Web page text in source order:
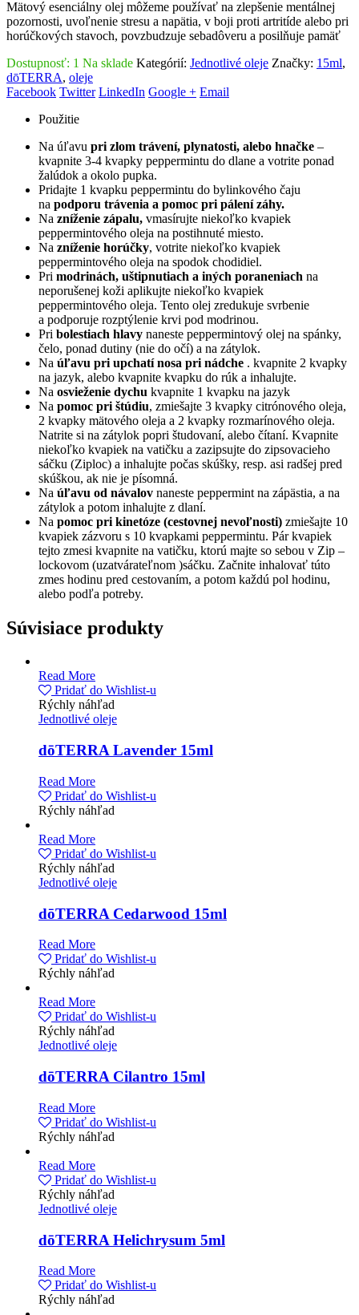
Mätový esenciálny olej môžeme používať na zlepšenie mentálnej
pozornosti, uvoľnenie stresu a napätia, v boji proti artritíde alebo pri
horúčkových stavoch, povzbudzuje sebadôveru a posilňuje pamäť
Dostupnosť: 1 Na sklade Kategórií: Jednotlivé oleje Značky: 15ml,
dōTERRA, oleje
Facebook Twitter LinkedIn Google + Email
Použitie
Na úľavu pri zlom trávení, plynatosti, alebo hnačke –
kvapnite 3-4 kvapky peppermintu do dlane a votrite ponad
žalúdok a okolo pupka.
Pridajte 1 kvapku peppermintu do bylinkového čaju
na podporu trávenia a pomoc pri pálení záhy.
Na zníženie zápalu, vmasírujte niekoľko kvapiek
peppermintového oleja na postihnuté miesto.
Na zníženie horúčky, votrite niekoľko kvapiek
peppermintového oleja na spodok chodidiel.
Pri modrinách, uštipnutiach a iných poraneniach na
neporušenej koži aplikujte niekoľko kvapiek
peppermintového oleja. Tento olej zredukuje svrbenie
a podporuje rozptýlenie krvi pod modrinou.
Pri bolestiach hlavy naneste peppermintový olej na spánky,
čelo, ponad dutiny (nie do očí) a na zátylok.
Na úľavu pri upchatí nosa pri nádche . kvapnite 2 kvapky
na jazyk, alebo kvapnite kvapku do rúk a inhalujte.
Na osvieženie dychu kvapnite 1 kvapku na jazyk
Na pomoc pri štúdiu, zmiešajte 3 kvapky citrónového oleja,
2 kvapky mätového oleja a 2 kvapky rozmarínového oleja.
Natrite si na zátylok popri študovaní, alebo čítaní. Kvapnite
niekoľko kvapiek na vatičku a zazipsujte do zipsovacieho
sáčku (Ziploc) a inhalujte počas skúšky, resp. asi radšej pred
skúškou, ak nie je písomná.
Na úľavu od návalov naneste peppermint na zápästia, a na
zátylok a potom inhalujte z dlaní.
Na pomoc pri kinetóze (cestovnej nevoľnosti) zmiešajte 10
kvapiek zázvoru s 10 kvapkami peppermintu. Pár kvapiek
tejto zmesi kvapnite na vatičku, ktorú majte so sebou v Zip –
lockovom (uzatvárateľnom )sáčku. Začnite inhalovať túto
zmes hodinu pred cestovaním, a potom každú pol hodinu,
alebo podľa potreby.
Súvisiace produkty
Read More
Pridať do Wishlist-u
Rýchly náhľad
Jednotlivé oleje
dōTERRA Lavender 15ml
Read More
Pridať do Wishlist-u
Rýchly náhľad
Read More
Pridať do Wishlist-u
Rýchly náhľad
Jednotlivé oleje
dōTERRA Cedarwood 15ml
Read More
Pridať do Wishlist-u
Rýchly náhľad
Read More
Pridať do Wishlist-u
Rýchly náhľad
Jednotlivé oleje
dōTERRA Cilantro 15ml
Read More
Pridať do Wishlist-u
Rýchly náhľad
Read More
Pridať do Wishlist-u
Rýchly náhľad
Jednotlivé oleje
dōTERRA Helichrysum 5ml
Read More
Pridať do Wishlist-u
Rýchly náhľad